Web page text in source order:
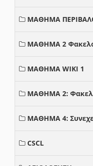
ΜΑΘΗΜΑ
ΜΑΘΗΜΑ 2
ΜΑΘΗΜΑ WIKI 1
ΜΑΘΗΜΑ 2:
ΜΑΘΗΜΑ 4:
CSCL